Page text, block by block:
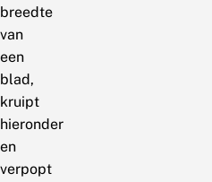
breedte
van
een
blad,
kruipt
hieronder
en
verpopt